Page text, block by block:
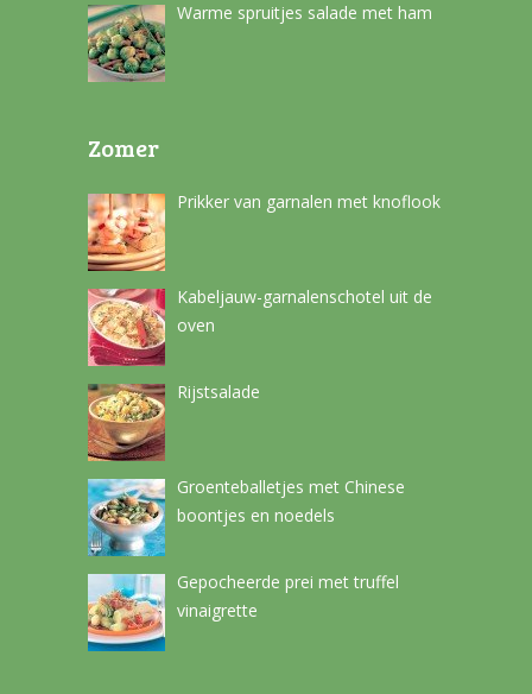
Warme spruitjes salade met ham
Zomer
Prikker van garnalen met knoflook
Kabeljauw-garnalenschotel uit de
oven
Rijstsalade
Groenteballetjes met Chinese
boontjes en noedels
Gepocheerde prei met truffel
vinaigrette